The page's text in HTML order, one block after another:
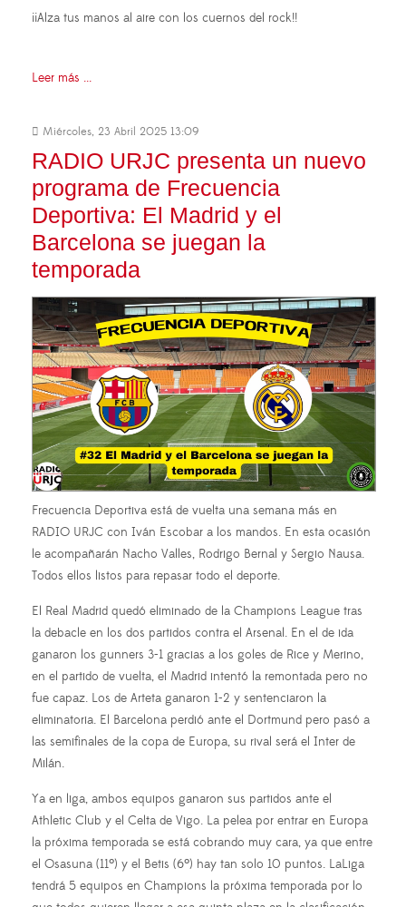
¡¡Alza tus manos al aire con los cuernos del rock!!
Leer más ...
Miércoles, 23 Abril 2025 13:09
RADIO URJC presenta un nuevo
programa de Frecuencia
Deportiva: El Madrid y el
Barcelona se juegan la
temporada
Frecuencia Deportiva está de vuelta una semana más en
RADIO URJC con Iván Escobar a los mandos. En esta ocasión
le acompañarán Nacho Valles, Rodrigo Bernal y Sergio Nausa.
Todos ellos listos para repasar todo el deporte.
El Real Madrid quedó eliminado de la Champions League tras
la debacle en los dos partidos contra el Arsenal. En el de ida
ganaron los gunners 3-1 gracias a los goles de Rice y Merino,
en el partido de vuelta, el Madrid intentó la remontada pero no
fue capaz. Los de Arteta ganaron 1-2 y sentenciaron la
eliminatoria. El Barcelona perdió ante el Dortmund pero pasó a
las semifinales de la copa de Europa, su rival será el Inter de
Milán.
Ya en liga, ambos equipos ganaron sus partidos ante el
Athletic Club y el Celta de Vigo. La pelea por entrar en Europa
la próxima temporada se está cobrando muy cara, ya que entre
el Osasuna (11º) y el Betis (6º) hay tan solo 10 puntos. LaLiga
tendrá 5 equipos en Champions la próxima temporada por lo